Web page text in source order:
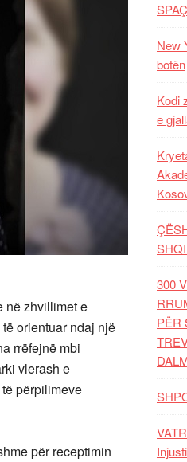
në zhvillimet e
orientuar ndaj një
rrëfejnë mbi
vlerash e
përpilimeve
për receptimin
New
botën
Kodi
e
300
PËR